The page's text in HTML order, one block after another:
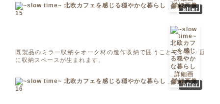
after
既製品のミラー収納をオーク材の造作収納で囲うことで、壁一面
に収納スペースが生まれます。
after